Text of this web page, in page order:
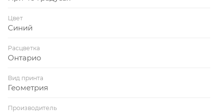
Цвет
Синий
Расцветка
Онтарио
Вид принта
Геометрия
Производитель